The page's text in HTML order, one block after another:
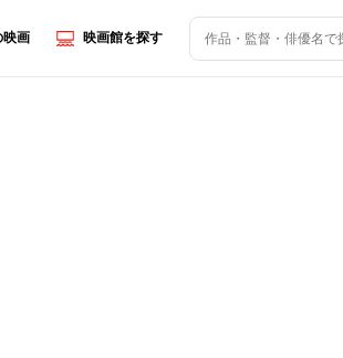
映画 映画館を探す